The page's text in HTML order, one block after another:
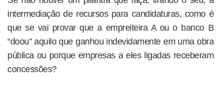
intermediação de recursos para candidaturas, como é
que se vai provar que a empreiteira A ou o banco B
“doou” aquilo que ganhou indevidamente em uma obra
pública ou porque empresas a eles ligadas receberam
concessões?